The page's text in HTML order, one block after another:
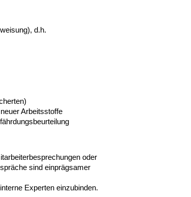
d.h.
Arbeitsstoffe
oder
sind einprägsamer
Experten einzubinden.